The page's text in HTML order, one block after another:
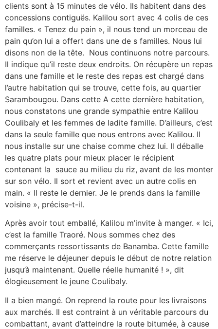
clients sont à 15 minutes de vélo. Ils habitent dans des
concessions contiguës. Kalilou sort avec 4 colis de ces
familles. « Tenez du pain », il nous tend un morceau de
pain qu’on lui a offert dans une de s familles. Nous lui
disons non de la tête. Nous continuons notre parcours.
Il indique qu’il reste deux endroits. On récupère un repas
dans une famille et le reste des repas est chargé dans
l’autre habitation qui se trouve, cette fois, au quartier
Sarambougou. Dans cette A cette dernière habitation,
nous constatons une grande sympathie entre Kalilou
Coulibaly et les femmes de ladite famille. D’ailleurs, c’est
dans la seule famille que nous entrons avec Kalilou. Il
nous installe sur une chaise comme chez lui. Il déballe
les quatre plats pour mieux placer le récipient
contenant la sauce au milieu du riz, avant de les monter
sur son vélo. Il sort et revient avec un autre colis en
main. « Il reste le dernier. Je le prends dans la famille
voisine », précise-t-il.
Après avoir tout emballé, Kalilou m’invite à manger. « Ici,
c’est la famille Traoré. Nous sommes chez des
commerçants ressortissants de Banamba. Cette famille
me réserve le déjeuner depuis le début de notre relation
jusqu’à maintenant. Quelle réelle humanité ! », dit
élogieusement le jeune Coulibaly.
Il a bien mangé. On reprend la route pour les livraisons
aux marchés. Il est contraint à un véritable parcours du
combattant, avant d’atteindre la route bitumée, à cause